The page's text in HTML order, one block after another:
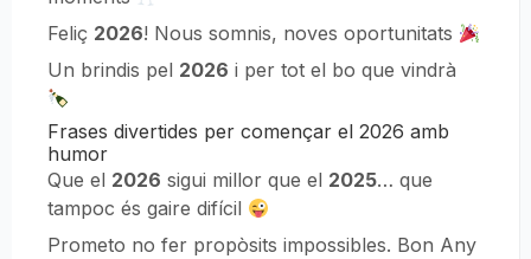
Feliç 2026! Nous somnis, noves oportunitats
Un brindis pel 2026 i per tot el bo que vindrà
Frases divertides per començar el 2026 amb
humor
Que el 2026 sigui millor que el 2025… que
tampoc és gaire difícil
Prometo no fer propòsits impossibles. Bon Any